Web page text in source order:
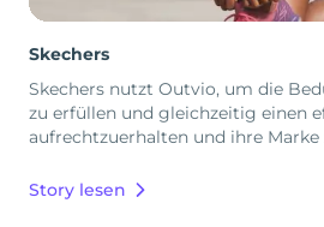
Skechers
Skechers nutzt Outvio, um die
zu erfüllen und gleichzeitig einen
aufrechtzuerhalten und ihre Marke
Story lesen